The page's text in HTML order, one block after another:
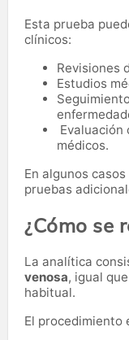
Esta prueba
clínicos:
Revisiones
Estudios
Evaluación
médicos.
En algunos
pruebas
¿Cómo se
La analítica
venosa, igual
habitual.
El procedimiento